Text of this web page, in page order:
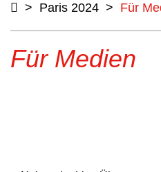
> Paris 2024 > Für
Für Medien